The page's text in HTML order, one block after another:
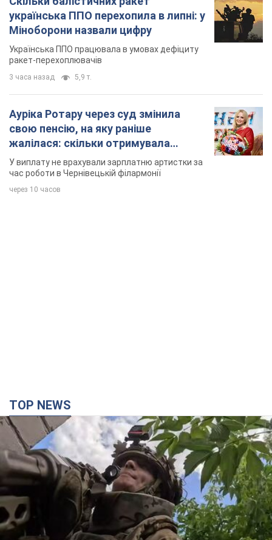
українська ППО перехопила в липні: у
Міноборони назвали цифру
Українська ППО працювала в умовах дефіциту
ракет-перехоплювачів
3 часа назад 5,9 т.
Ауріка Ротару через суд змінила
свою пенсію, на яку раніше
жалілася: скільки отримувала
співачка
У виплату не врахували зарплатню артистки за
час роботи в Чернівецькій філармонії
через 10 часов
TOP NEWS